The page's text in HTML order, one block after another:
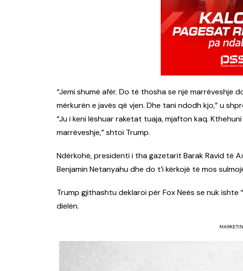
“Jemi shumë afër. Do të thosha se një marrëveshje
mërkurën e javës që vjen. Dhe tani ndodh kjo,” u
“Ju i keni lëshuar raketat tuaja, mjafton kaq.
marrëveshje,” shtoi Trump.
Ndërkohë, presidenti i tha gazetarit Barak Ravid të
Benjamin Netanyahu dhe do t’i kërkojë të mos
Trump gjithashtu deklaroi për Fox Neës se nuk ishte
dielën.